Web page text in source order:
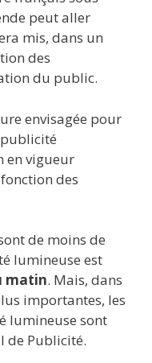
peut aller
mis, dans un
des
du public.
envisagée pour
en vigueur
des
de moins de
lumineuse est
matin. Mais, dans
importantes, les
lumineuse sont
de Publicité.